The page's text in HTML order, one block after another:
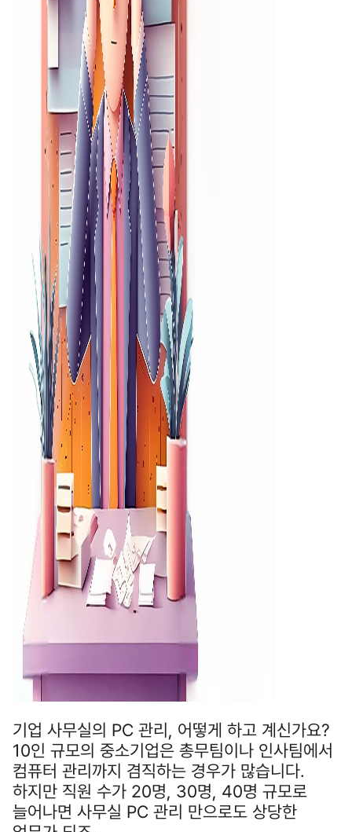
기업 사무실의 PC 관리, 어떻게 하고 계신가요?
10인 규모의 중소기업은 총무팀이나 인사팀에서
컴퓨터 관리까지 겸직하는 경우가 많습니다.
하지만 직원 수가 20명, 30명, 40명 규모로
늘어나면 사무실 PC 관리 만으로도 상당한